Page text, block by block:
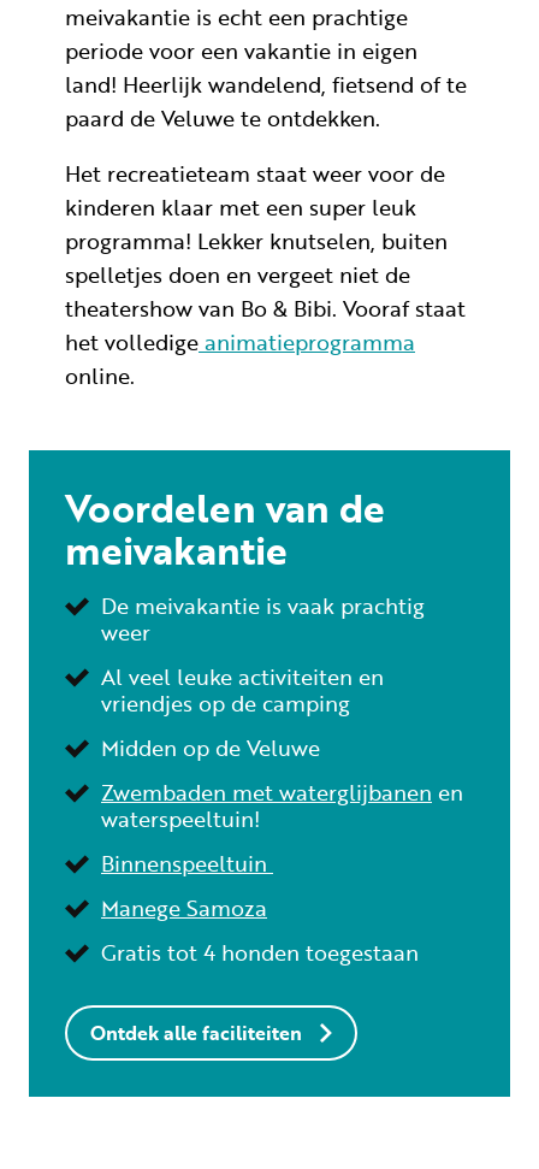
meivakantie is echt een prachtige
periode voor een vakantie in eigen
land! Heerlijk wandelend, fietsend of te
paard de Veluwe te ontdekken.
Het recreatieteam staat weer voor de
kinderen klaar met een super leuk
programma! Lekker knutselen, buiten
spelletjes doen en vergeet niet de
theatershow van Bo & Bibi. Vooraf staat
het volledigeanimatieprogramma
online.
Voordelen van de
meivakantie
De meivakantie is vaak prachtig
weer
Al veel leuke activiteiten en
vriendjes op de camping
Midden op de Veluwe
Zwembaden met waterglijbanen en
waterspeeltuin!
Binnenspeeltuin
Manege Samoza
Gratis tot 4 honden toegestaan
Ontdek alle faciliteiten